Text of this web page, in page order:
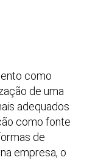
como
de uma
adequados
como fonte
de
empresa, o